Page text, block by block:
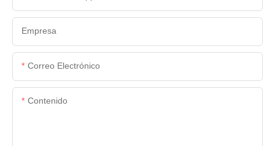
Empresa
Correo Electrónico
Contenido